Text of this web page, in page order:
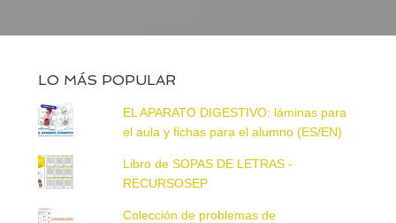
LO MÁS POPULAR
EL APARATO DIGESTIVO: láminas para
el aula y fichas para el alumno (ES/EN)
Libro de SOPAS DE LETRAS -
RECURSOSEP
Colección de problemas de